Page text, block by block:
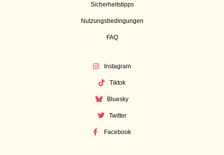
Sicherheitstipps
Nutzungsbedingungen
FAQ
Instagram
Tiktok
Bluesky
Twitter
Facebook